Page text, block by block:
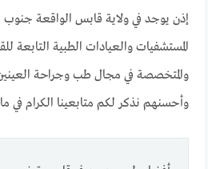
إذن يوجد في ولاية قابس الواقعة جنوب
المستشفيات والعيادات الطبية التابعة
والمتخصصة في مجال طب وجراحة
وأحسنهم نذكر لكم متابعينا الكرام في